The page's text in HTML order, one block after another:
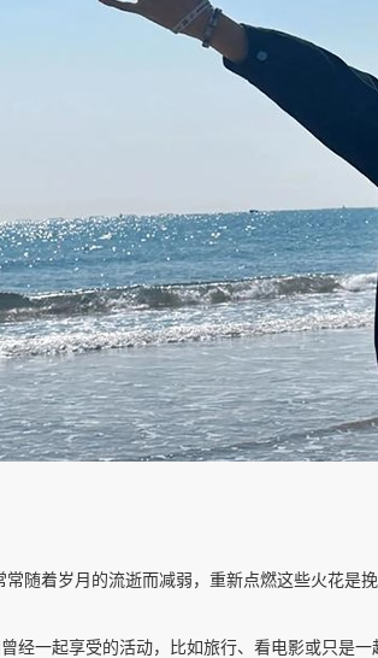
常随着岁月的流逝而减弱，重新点燃这些火花是
经一起享受的活动，比如旅行、看电影或只是